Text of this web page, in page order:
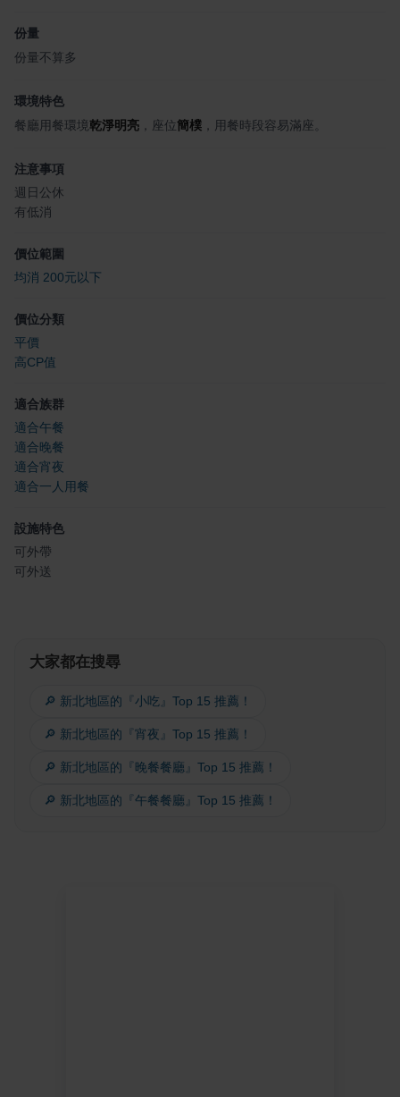
份量
份量不算多
環境特色
餐廳用餐環境乾淨明亮 ，座位簡樸 ，用餐時段容易滿座。
注意事項
週日公休
有低消
價位範圍
均消 200元以下
價位分類
平價
高CP值
適合族群
適合午餐
適合晚餐
適合宵夜
適合一人用餐
設施特色
可外帶
可外送
大家都在搜尋
🔎 新北地區的『小吃』Top 15 推薦！
🔎 新北地區的『宵夜』Top 15 推薦！
🔎 新北地區的『晚餐餐廳』Top 15 推薦！
🔎 新北地區的『午餐餐廳』Top 15 推薦！